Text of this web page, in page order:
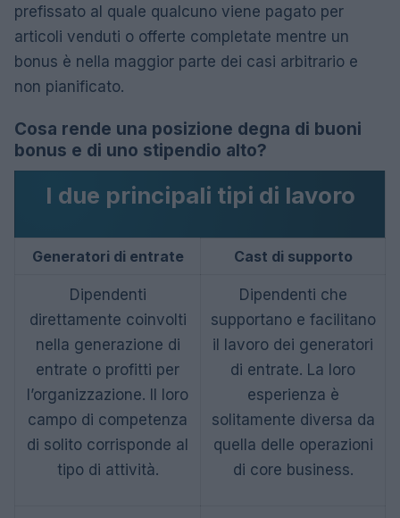
prefissato al quale qualcuno viene pagato per
articoli venduti o offerte completate mentre un
bonus è nella maggior parte dei casi arbitrario e
non pianificato.
Cosa rende una posizione degna di buoni
bonus e di uno stipendio alto?
I due principali tipi di lavoro
Generatori di entrate Cast di supporto
Dipendenti
direttamente coinvolti
nella generazione di
entrate o profitti per
l’organizzazione. Il loro
campo di competenza
di solito corrisponde al
tipo di attività.
Dipendenti che
supportano e facilitano
il lavoro dei generatori
di entrate. La loro
esperienza è
solitamente diversa da
quella delle operazioni
di core business.